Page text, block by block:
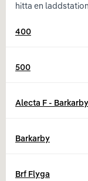
hitta en
400
500
Alecta F -
Barkarby
Brf Flyga